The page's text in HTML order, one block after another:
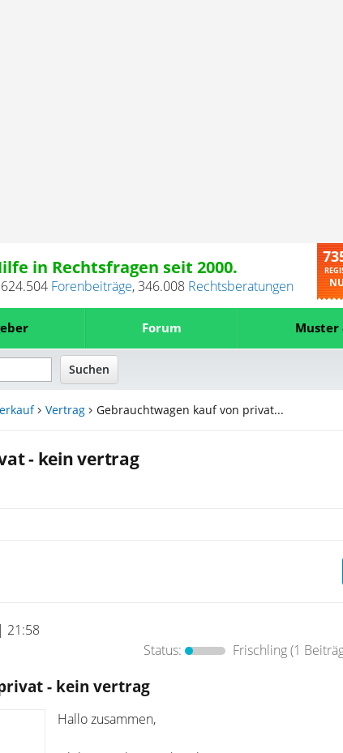
in Rechtsfragen seit 2000.
Forenbeiträge,346.008 Rechtsberatungen
Forum Muster
Vertrag Gebrauchtwagen kauf von privat...
- kein vertrag
21:58
Status:
Frischling(1
- kein vertrag
Hallo zusammen,